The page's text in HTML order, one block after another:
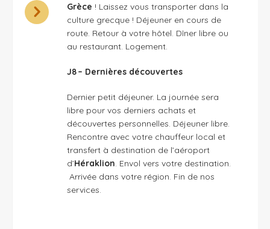
Grèce ! Laissez vous transporter dans la
culture grecque ! Déjeuner en cours de
route. Retour à votre hôtel. Dîner libre ou
au restaurant. Logement.
J8 – Dernières découvertes
Dernier petit déjeuner. La journée sera
libre pour vos derniers achats et
découvertes personnelles. Déjeuner libre.
Rencontre avec votre chauffeur local et
transfert à destination de l’aéroport
d’Héraklion. Envol vers votre destination.
Arrivée dans votre région. Fin de nos
services.